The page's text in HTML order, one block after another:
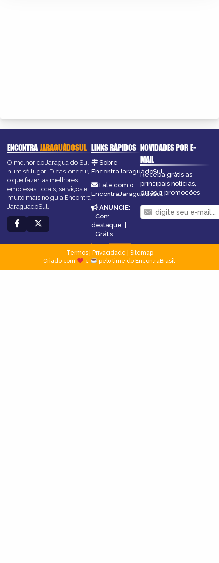
ENCONTRAJARAGUÁDOSUL
O melhor do Jaraguá do Sul
num só lugar! Dicas, onde ir,
o que fazer, as melhores
empresas, locais, serviços e
muito mais no guia Encontra
JaraguádoSul.
LINKS RÁPIDOS
Sobre
EncontraJaraguádoSul
Fale com o
EncontraJaraguádoSul
ANUNCIE:
Com
destaque |
Grátis
NOVIDADES POR E-
MAIL
Receba grátis as
principais notícias,
dicas e promoções
Termos| Privacidade
Sitemap
Criado com
e pelo time do EncontraBrasil